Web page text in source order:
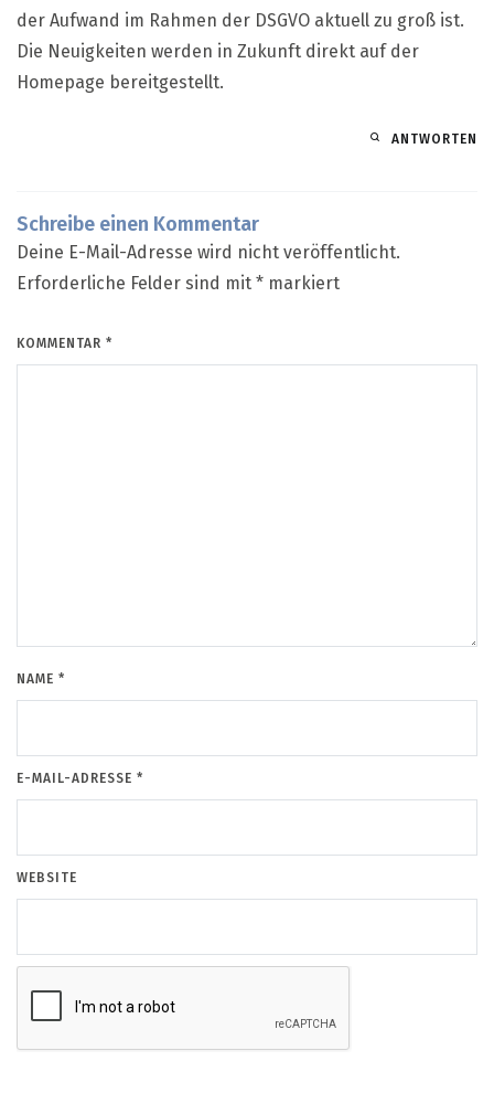
der Aufwand im Rahmen der DSGVO aktuell zu groß ist.
Die Neuigkeiten werden in Zukunft direkt auf der
Homepage bereitgestellt.
ANTWORTEN
Schreibe einen Kommentar
Deine E-Mail-Adresse wird nicht veröffentlicht.
Erforderliche Felder sind mit * markiert
KOMMENTAR *
NAME *
E-MAIL-ADRESSE *
WEBSITE